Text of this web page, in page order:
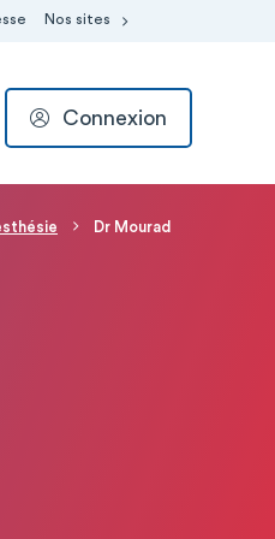
Nos sites
Connexion
Dr Mourad